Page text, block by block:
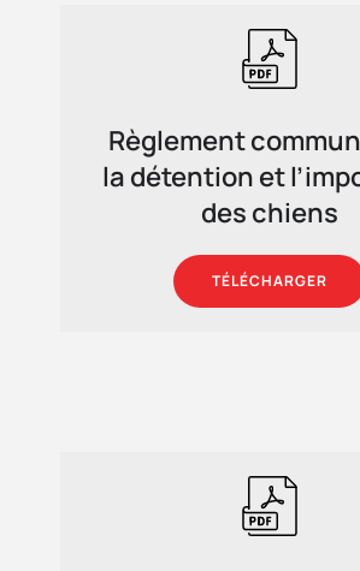
Règlement
la détention et
des chiens
TÉLÉCHARGER